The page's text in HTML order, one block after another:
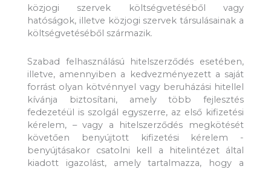
közjogi szervek költségvetéséből vagy
hatóságok, illetve közjogi szervek társulásainak a
költségvetéséből származik.
Szabad felhasználású hitelszerződés esetében,
illetve, amennyiben a kedvezményezett a saját
forrást olyan kötvénnyel vagy beruházási hitellel
kívánja biztosítani, amely több fejlesztés
fedezetéül is szolgál egyszerre, az első kifizetési
kérelem, – vagy a hitelszerződés megkötését
követően benyújtott kifizetési kérelem -
benyújtásakor csatolni kell a hitelintézet által
kiadott igazolást, amely tartalmazza, hogy a